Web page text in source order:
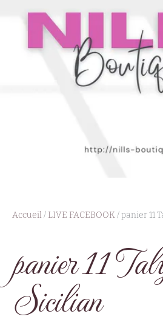
Accueil/ LIVE FACEBOOK/ panier 11
panier 11
Sicilian